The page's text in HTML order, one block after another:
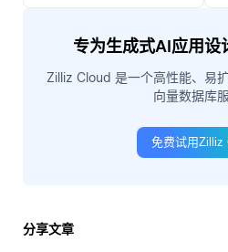
专为生成式AI应用设
Zilliz Cloud 是一个高性能、易
向量数据库服
免费试用Zilliz
分享文章